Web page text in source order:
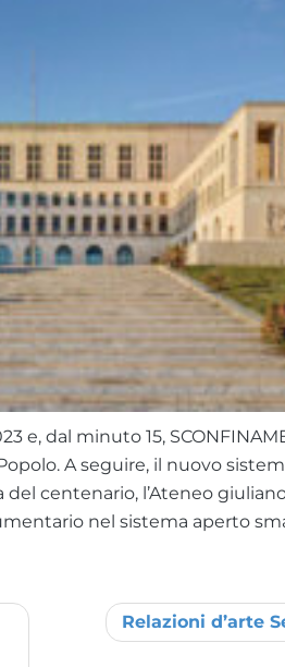
e, dal minuto 15,
A seguire, il nuovo
centenario, l’Ateneo
nel sistema aperto
Relazioni d’arte